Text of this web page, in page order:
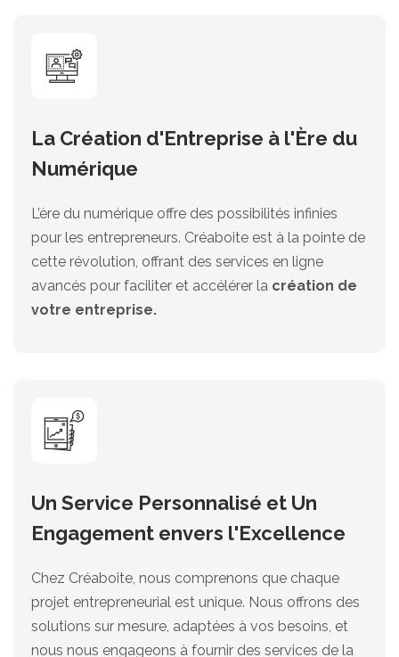
La Création d'Entreprise à l'Ère du
Numérique
L’ère du numérique offre des possibilités infinies
pour les entrepreneurs. Créaboite est à la pointe de
cette révolution, offrant des services en ligne
avancés pour faciliter et accélérer la création de
votre entreprise.
Un Service Personnalisé et Un
Engagement envers l'Excellence
Chez Créaboite, nous comprenons que chaque
projet entrepreneurial est unique. Nous offrons des
solutions sur mesure, adaptées à vos besoins, et
nous nous engageons à fournir des services de la